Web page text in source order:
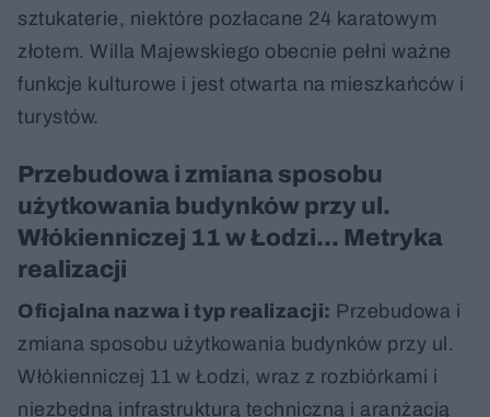
sztukaterie, niektóre pozłacane 24 karatowym
złotem. Willa Majewskiego obecnie pełni ważne
funkcje kulturowe i jest otwarta na mieszkańców i
turystów.
Przebudowa i zmiana sposobu
użytkowania budynków przy ul.
Włókienniczej 11 w Łodzi... Metryka
realizacji
Oficjalna nazwa i typ realizacji: Przebudowa i
zmiana sposobu użytkowania budynków przy ul.
Włókienniczej 11 w Łodzi, wraz z rozbiórkami i
niezbędną infrastrukturą techniczną i aranżacją